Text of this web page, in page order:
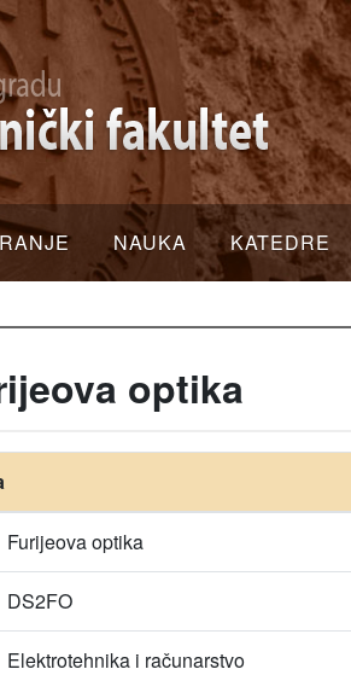
NAUKA KATEDRE
optika
Furijeova optika
DS2FO
Elektrotehnika i računarstvo